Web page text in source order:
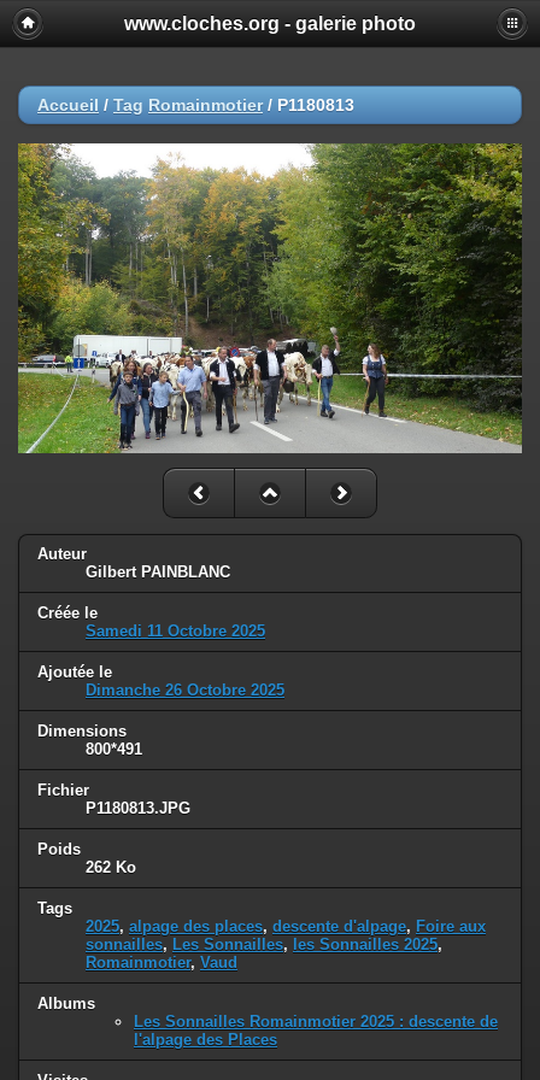
www.cloches.org - galerie photo
Accueil / Tag Romainmotier/ P1180813
Auteur
Gilbert PAINBLANC
Créée le
Samedi 11 Octobre 2025
Ajoutée le
Dimanche 26 Octobre 2025
Dimensions
800*491
Fichier
P1180813.JPG
Poids
262 Ko
Tags
2025, alpage des places, descente d'alpage, Foire aux
sonnailles, Les Sonnailles, les Sonnailles 2025,
Romainmotier, Vaud
Albums
Les Sonnailles Romainmotier 2025 : descente de
l'alpage des Places